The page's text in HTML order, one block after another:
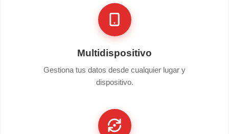
Multidispositivo
Gestiona tus datos desde cualquier lugar y
dispositivo.